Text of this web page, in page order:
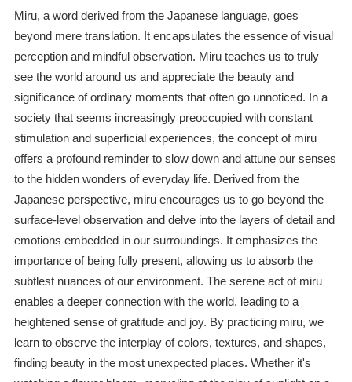
Miru, a word derived from the Japanese language, goes
beyond mere translation. It encapsulates the essence of visual
perception and mindful observation. Miru teaches us to truly
see the world around us and appreciate the beauty and
significance of ordinary moments that often go unnoticed. In a
society that seems increasingly preoccupied with constant
stimulation and superficial experiences, the concept of miru
offers a profound reminder to slow down and attune our senses
to the hidden wonders of everyday life. Derived from the
Japanese perspective, miru encourages us to go beyond the
surface-level observation and delve into the layers of detail and
emotions embedded in our surroundings. It emphasizes the
importance of being fully present, allowing us to absorb the
subtlest nuances of our environment. The serene act of miru
enables a deeper connection with the world, leading to a
heightened sense of gratitude and joy. By practicing miru, we
learn to observe the interplay of colors, textures, and shapes,
finding beauty in the most unexpected places. Whether it's